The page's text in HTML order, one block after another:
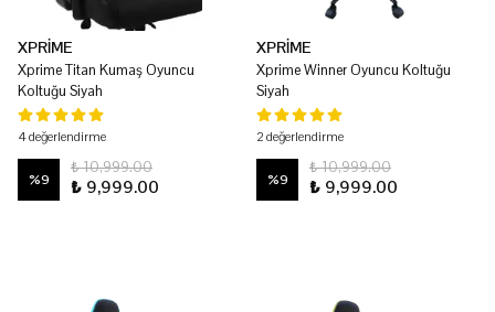
XPRİME
Xprime Titan Kumaş Oyuncu
Koltuğu Siyah
4 değerlendirme
%9
₺ 10,999.00
₺ 9,999.00
XPRİME
Xprime Winner Oyuncu Koltuğu
Siyah
2 değerlendirme
%9
₺ 10,999.00
₺ 9,999.00